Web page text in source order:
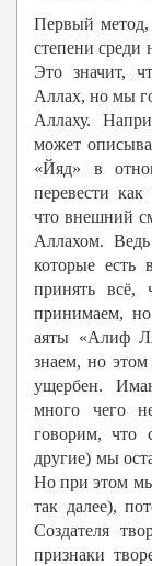
Первый метод,
степени среди
Это значит,
Аллах, но мы
Аллаху.
может
«Йяд» в
перевести
что внешний
Аллахом.
которые
принять
принимаем,
аяты «Алиф
знаем, но
ущербен.
много чего
говорим, что
другие) мы
Но при этом
так далее),
Создателя
признаки